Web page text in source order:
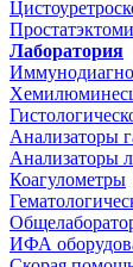
Лаборатория
Анализаторы
Анализаторы
Коагулометры
ИФА